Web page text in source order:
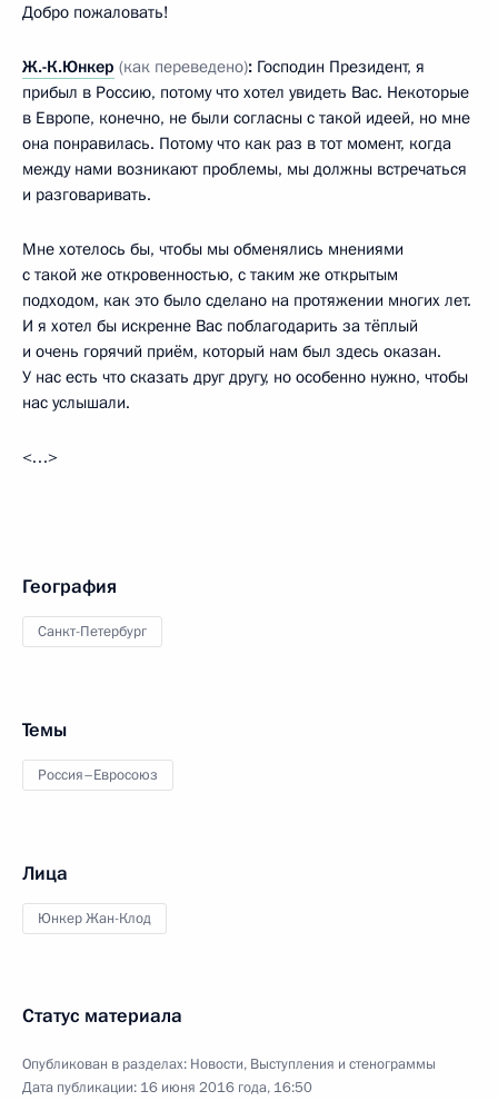
Добро пожаловать!
Ж.-К.Юнкер (как переведено): Господин Президент, я
прибыл в Россию, потому что хотел увидеть Вас. Некоторые
в Европе, конечно, не были согласны с такой идеей, но мне
она понравилась. Потому что как раз в тот момент, когда
между нами возникают проблемы, мы должны встречаться
и разговаривать.
Мне хотелось бы, чтобы мы обменялись мнениями
с такой же откровенностью, с таким же открытым
подходом, как это было сделано на протяжении многих лет.
И я хотел бы искренне Вас поблагодарить за тёплый
и очень горячий приём, который нам был здесь оказан.
У нас есть что сказать друг другу, но особенно нужно, чтобы
нас услышали.
<…>
География
Санкт-Петербург
Темы
Россия–Евросоюз
Лица
Юнкер Жан-Клод
Статус материала
Опубликован в разделах: Новости, Выступления и стенограммы
Дата публикации: 16 июня 2016 года, 16:50